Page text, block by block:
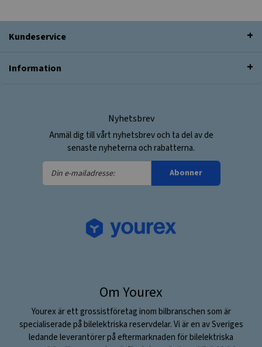
Kundeservice
Information
Nyhetsbrev
Anmäl dig till vårt nyhetsbrev och ta del av de
senaste nyheterna och rabatterna.
Din
e-
Abonner
Om Yourex
Yourex är ett grossistföretag inom bilbranschen som är
specialiserade på bilelektriska reservdelar. Vi är en av Sveriges
ledande leverantörer på eftermarknaden för bilelektriska